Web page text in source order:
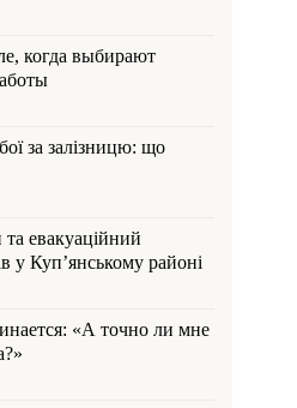
когда выбирают
за залізницю: що
евакуаційний
у Куп’янському районі
«А точно ли мне